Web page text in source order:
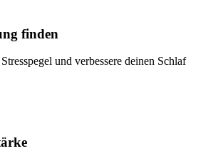
finden
und verbessere deinen Schlaf